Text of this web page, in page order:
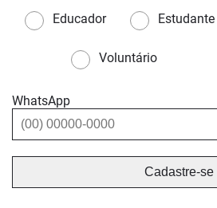
Educador
Estudante
Voluntário
WhatsApp